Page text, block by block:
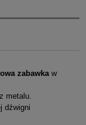
zabawkaw
metalu.
dźwigni